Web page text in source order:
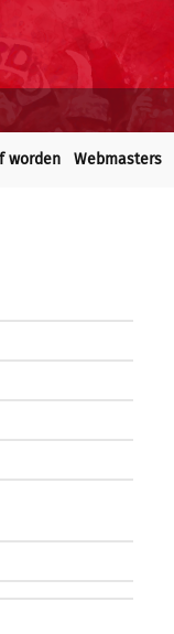
worden Webmasters